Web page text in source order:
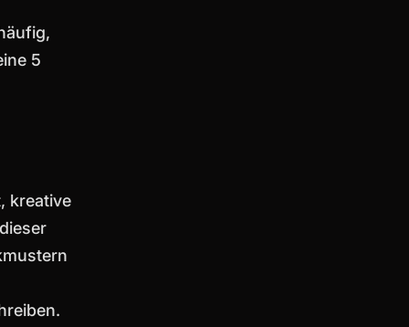
5
kreative